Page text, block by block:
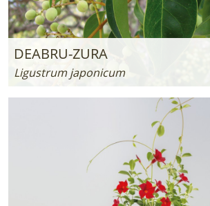
DEABRU-ZURA
Ligustrum japonicum